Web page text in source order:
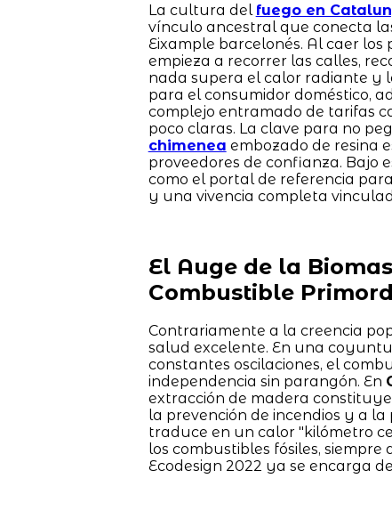
La cultura del fuego en
vínculo ancestral que conecta
Eixample barcelonés. Al caer los
empieza a recorrer las calles,
nada supera el calor radiante y
para el consumidor doméstico,
complejo entramado de tarifas
poco claras. La clave para no
chimenea embozado de resina
proveedores de confianza. Bajo
como el portal de referencia
y una vivencia completa
El Auge de la
Combustible
Contrariamente a la creencia
salud excelente. En una
constantes oscilaciones, el
independencia sin parangón. En
extracción de madera
la prevención de incendios y a
traduce en un calor "kilómetro
los combustibles fósiles,
Ecodesign 2022 ya se encarga